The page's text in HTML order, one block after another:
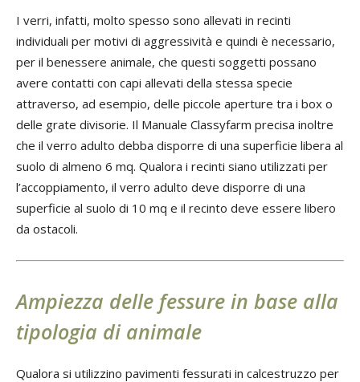
I verri, infatti, molto spesso sono allevati in recinti
individuali per motivi di aggressività e quindi è necessario,
per il benessere animale, che questi soggetti possano
avere contatti con capi allevati della stessa specie
attraverso, ad esempio, delle piccole aperture tra i box o
delle grate divisorie. Il Manuale Classyfarm precisa inoltre
che il verro adulto debba disporre di una superficie libera al
suolo di almeno 6 mq. Qualora i recinti siano utilizzati per
l’accoppiamento, il verro adulto deve disporre di una
superficie al suolo di 10 mq e il recinto deve essere libero
da ostacoli.
Ampiezza delle fessure in base alla
tipologia di animale
Qualora si utilizzino pavimenti fessurati in calcestruzzo per